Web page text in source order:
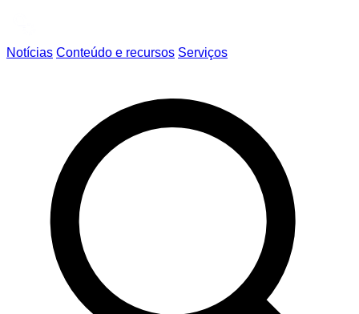
Notícias Conteúdo e recursos Serviços